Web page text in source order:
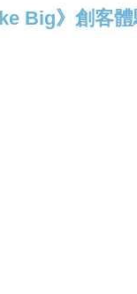
Big》創客